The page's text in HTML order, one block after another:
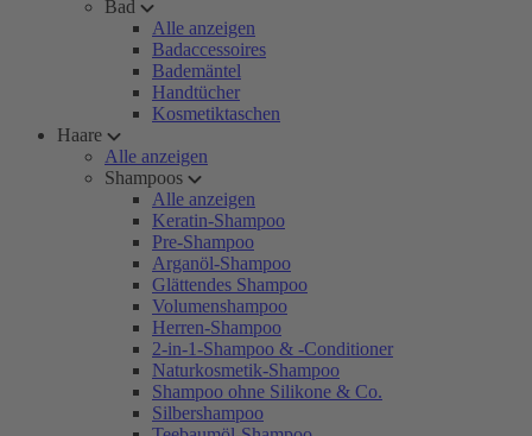
Bad
Alle anzeigen
Badaccessoires
Bademäntel
Handtücher
Kosmetiktaschen
Haare
Alle anzeigen
Shampoos
Alle anzeigen
Keratin-Shampoo
Pre-Shampoo
Arganöl-Shampoo
Glättendes Shampoo
Volumenshampoo
Herren-Shampoo
2-in-1-Shampoo & -Conditioner
Naturkosmetik-Shampoo
Shampoo ohne Silikone & Co.
Silbershampoo